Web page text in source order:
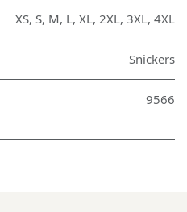
XS, S, M, L, XL, 2XL, 3XL, 4XL
Snickers
9566